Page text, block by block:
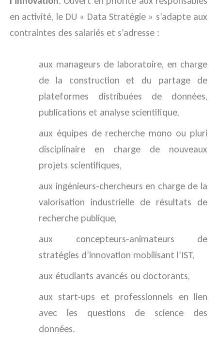
en activité, le DU « Data Stratégie » s’adapte aux
contraintes des salariés et s’adresse :
aux manageurs de laboratoire, en charge
de la construction et du partage de
plateformes distribuées de données,
publications et analyse scientifique,
aux équipes de recherche mono ou pluri
disciplinaire en charge de nouveaux
projets scientifiques,
aux ingénieurs-chercheurs en charge de la
valorisation industrielle de résultats de
recherche publique,
aux concepteurs-animateurs de
stratégies d’innovation mobilisant l’IST,
aux étudiants avancés ou doctorants,
aux start-ups et professionnels en lien
avec les questions de science des
données.